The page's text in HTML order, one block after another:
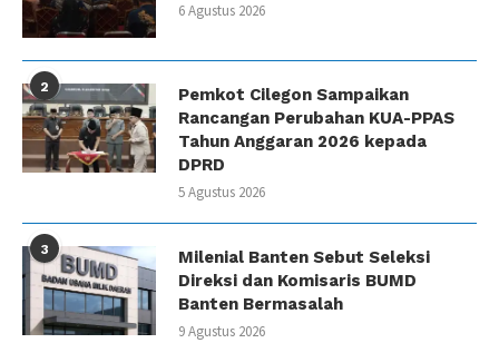
6 Agustus 2026
2
Pemkot Cilegon Sampaikan
Rancangan Perubahan KUA-PPAS
Tahun Anggaran 2026 kepada
DPRD
5 Agustus 2026
3
Milenial Banten Sebut Seleksi
Direksi dan Komisaris BUMD
Banten Bermasalah
9 Agustus 2026